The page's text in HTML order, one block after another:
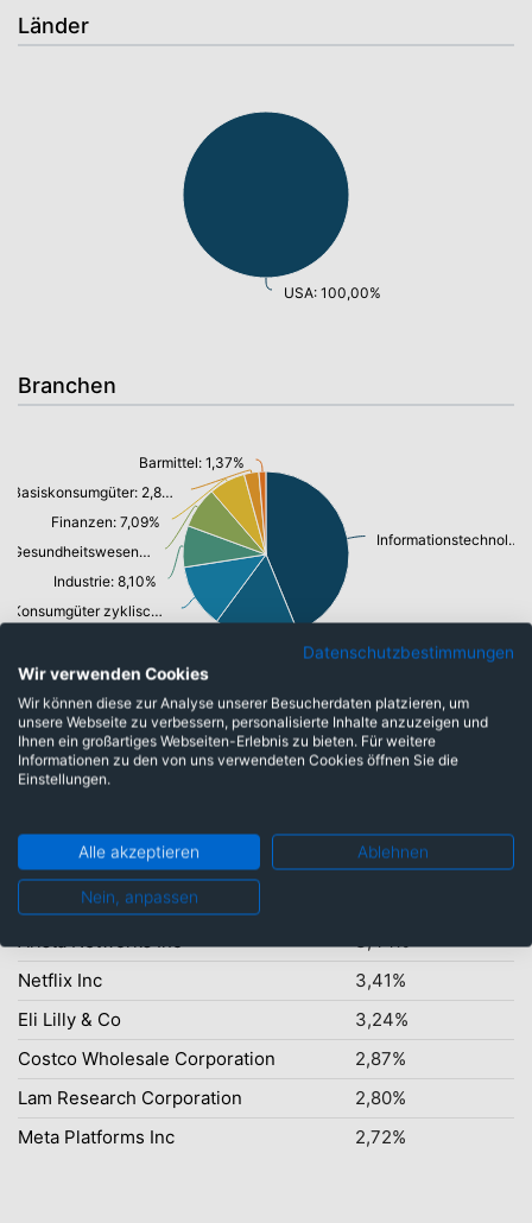
Länder
USA: 100,00%
Branchen
Informationstechnologie: 43,80%
Konsumgüter zyklisch: 12,40%
Industrie: 8,10%
Gesundheitswesen: 8,05%
Finanzen: 7,09%
Basiskonsumgüter: 2,87%
Barmittel: 1,37%
Top-Ten Titel
Alphabet Inc Class A
Broadcom Inc
7,21%
Amazon.com Inc
Arista Networks Inc
3,44%
Netflix Inc
3,41%
Eli Lilly & Co
3,24%
Costco Wholesale Corporation
2,87%
Lam Research Corporation
2,80%
Meta Platforms Inc
2,72%
Datenschutzbestimmungen
Wir verwenden Cookies
Wir können diese zur Analyse unserer Besucherdaten platzieren, um
unsere Webseite zu verbessern, personalisierte Inhalte anzuzeigen und
Ihnen ein großartiges Webseiten-Erlebnis zu bieten. Für weitere
Informationen zu den von uns verwendeten Cookies öffnen Sie die
Einstellungen.
Alle akzeptieren Ablehnen
Nein, anpassen